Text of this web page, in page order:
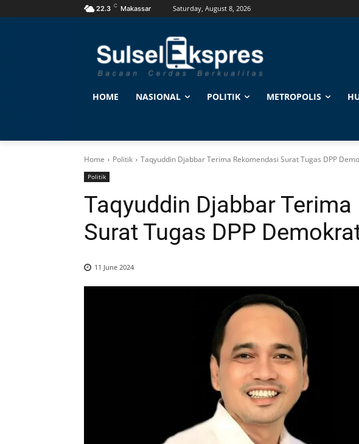
22.3 C Makassar Saturday, August 8, 2026
HOME NASIONAL POLITIK METROPOLIS
Home Politik Taqyuddin Djabbar Terima Rekomendasi Surat Tugas DPP
Politik
Taqyuddin Djabbar
Surat Tugas DPP
11 June 2024